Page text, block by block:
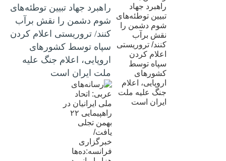
راهبرد جهاد تبیین توطئه‌های
شوم دشمن را نقش برآب
کنند/ تروریستی اعلام کردن
سپاه توسط کشورهای
اروپایی، اعلام جنگ علیه
ملت ایران است